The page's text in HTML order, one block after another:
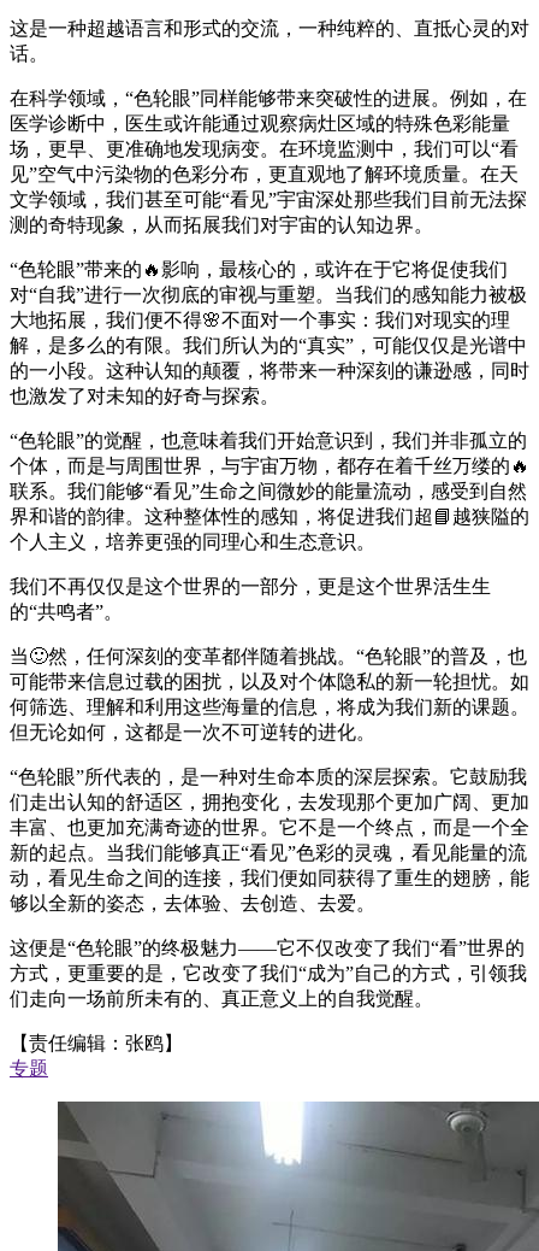
这是一种超越语言和形式的交流，一种纯粹的、直抵心灵的对
话。
在科学领域，“色轮眼”同样能够带来突破性的进展。例如，在
医学诊断中，医生或许能通过观察病灶区域的特殊色彩能量
场，更早、更准确地发现病变。在环境监测中，我们可以“看
见”空气中污染物的色彩分布，更直观地了解环境质量。在天
文学领域，我们甚至可能“看见”宇宙深处那些我们目前无法探
测的奇特现象，从而拓展我们对宇宙的认知边界。
“色轮眼”带来的🔥影响，最核心的，或许在于它将促使我们
对“自我”进行一次彻底的审视与重塑。当我们的感知能力被极
大地拓展，我们便不得🌸不面对一个事实：我们对现实的理
解，是多么的有限。我们所认为的“真实”，可能仅仅是光谱中
的一小段。这种认知的颠覆，将带来一种深刻的谦逊感，同时
也激发了对未知的好奇与探索。
“色轮眼”的觉醒，也意味着我们开始意识到，我们并非孤立的
个体，而是与周围世界，与宇宙万物，都存在着千丝万缕的🔥
联系。我们能够“看见”生命之间微妙的能量流动，感受到自然
界和谐的韵律。这种整体性的感知，将促进我们超📘越狭隘的
个人主义，培养更强的同理心和生态意识。
我们不再仅仅是这个世界的一部分，更是这个世界活生生
的“共鸣者”。
当🙂然，任何深刻的变革都伴随着挑战。“色轮眼”的普及，也
可能带来信息过载的困扰，以及对个体隐私的新一轮担忧。如
何筛选、理解和利用这些海量的信息，将成为我们新的课题。
但无论如何，这都是一次不可逆转的进化。
“色轮眼”所代表的，是一种对生命本质的深层探索。它鼓励我
们走出认知的舒适区，拥抱变化，去发现那个更加广阔、更加
丰富、也更加充满奇迹的世界。它不是一个终点，而是一个全
新的起点。当我们能够真正“看见”色彩的灵魂，看见能量的流
动，看见生命之间的连接，我们便如同获得了重生的翅膀，能
够以全新的姿态，去体验、去创造、去爱。
这便是“色轮眼”的终极魅力——它不仅改变了我们“看”世界的
方式，更重要的是，它改变了我们“成为”自己的方式，引领我
们走向一场前所未有的、真正意义上的自我觉醒。
【责任编辑：张鸥】
专题